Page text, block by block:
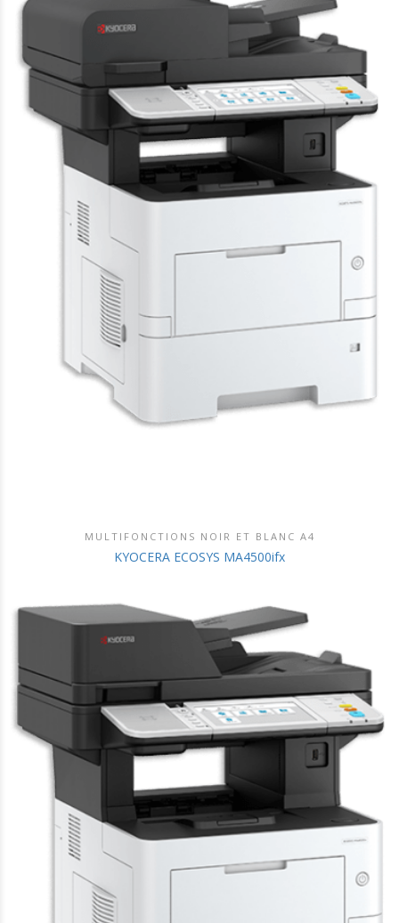
DÉCOUVRIR CE PRODUIT
MULTIFONCTIONS NOIR ET BLANC A4
KYOCERA ECOSYS MA4500ifx